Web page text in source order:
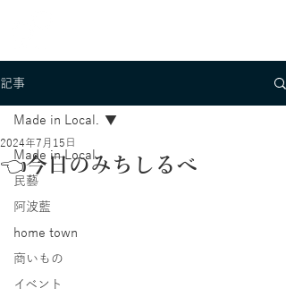
記事
Made in Local.
民藝
阿波藍
home town
商いもの
イベント
Made in Local.
👈今日のみちしるべ
2024年7月15日